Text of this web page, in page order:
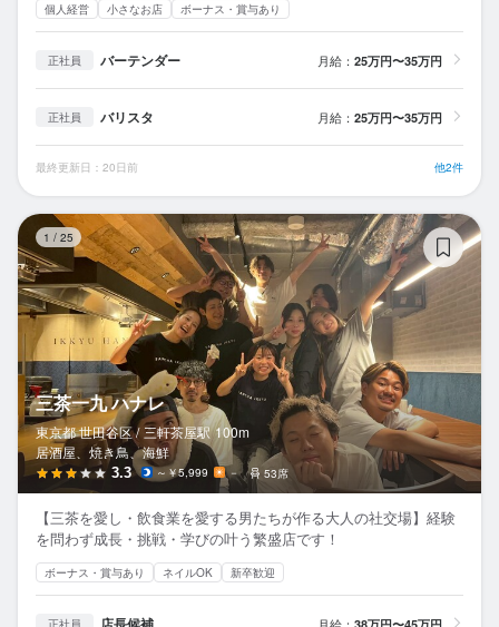
個人経営 小さなお店 ボーナス・賞与あり
正社員 バーテンダー 月給： 25万円〜35万円
正社員 バリスタ 月給： 25万円〜35万円
最終更新日：20日前 他2件
1 / 25
三茶一九 ハナレ
東京都 世田谷区 / 三軒茶屋駅 100m
居酒屋、焼き鳥、海鮮
3.3 ～￥5,999 － 53席
【三茶を愛し・飲食業を愛する男たちが作る大人の社交場】経験
を問わず成長・挑戦・学びの叶う繁盛店です！
ボーナス・賞与あり ネイルOK 新卒歓迎
正社員 月給： 38万円〜45万円